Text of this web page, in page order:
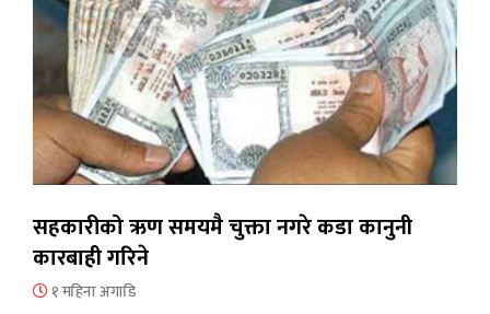
सहकारीको ऋण समयमै चुक्ता नगरे कडा कानुनी
कारबाही गरिने
१ महिना अगाडि